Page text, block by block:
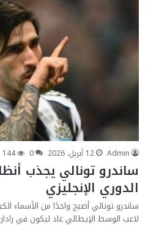
Admin
12 أبريل، 2026 0
144
ساندرو تونالي يجذب
الدوري الإنجليزي
ساندرو تونالي أصبح واحدًا من الأسماء
لاعب الوسط الإيطالي عاد ليكون في